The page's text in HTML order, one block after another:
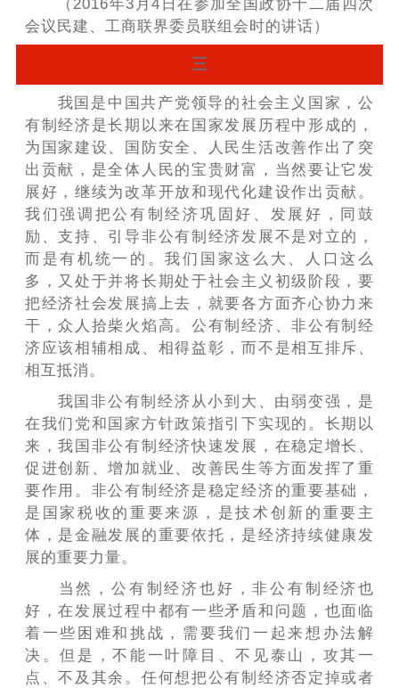
（2016年3月4日在参加全国政协十二届四次
会议民建、工商联界委员联组会时的讲话）
三
我国是中国共产党领导的社会主义国家，公
有制经济是长期以来在国家发展历程中形成的，
为国家建设、国防安全、人民生活改善作出了突
出贡献，是全体人民的宝贵财富，当然要让它发
展好，继续为改革开放和现代化建设作出贡献。
我们强调把公有制经济巩固好、发展好，同鼓
励、支持、引导非公有制经济发展不是对立的，
而是有机统一的。我们国家这么大、人口这么
多，又处于并将长期处于社会主义初级阶段，要
把经济社会发展搞上去，就要各方面齐心协力来
干，众人拾柴火焰高。公有制经济、非公有制经
济应该相辅相成、相得益彰，而不是相互排斥、
相互抵消。
我国非公有制经济从小到大、由弱变强，是
在我们党和国家方针政策指引下实现的。长期以
来，我国非公有制经济快速发展，在稳定增长、
促进创新、增加就业、改善民生等方面发挥了重
要作用。非公有制经济是稳定经济的重要基础，
是国家税收的重要来源，是技术创新的重要主
体，是金融发展的重要依托，是经济持续健康发
展的重要力量。
当然，公有制经济也好，非公有制经济也
好，在发展过程中都有一些矛盾和问题，也面临
着一些困难和挑战，需要我们一起来想办法解
决。但是，不能一叶障目、不见泰山，攻其一
点、不及其余。任何想把公有制经济否定掉或者